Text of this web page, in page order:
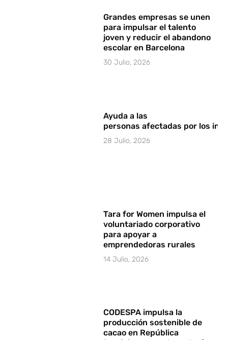
Grandes empresas se unen
para impulsar el talento
joven y reducir el abandono
escolar en Barcelona
30 Julio, 2026
Ayuda a las
personas afectadas por los
28 Julio, 2026
Tara for Women impulsa el
voluntariado corporativo
para apoyar a
emprendedoras rurales
14 Julio, 2026
CODESPA impulsa la
producción sostenible de
cacao en República